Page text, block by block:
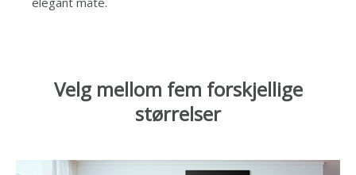
Velg mellom fem forskjellige
størrelser